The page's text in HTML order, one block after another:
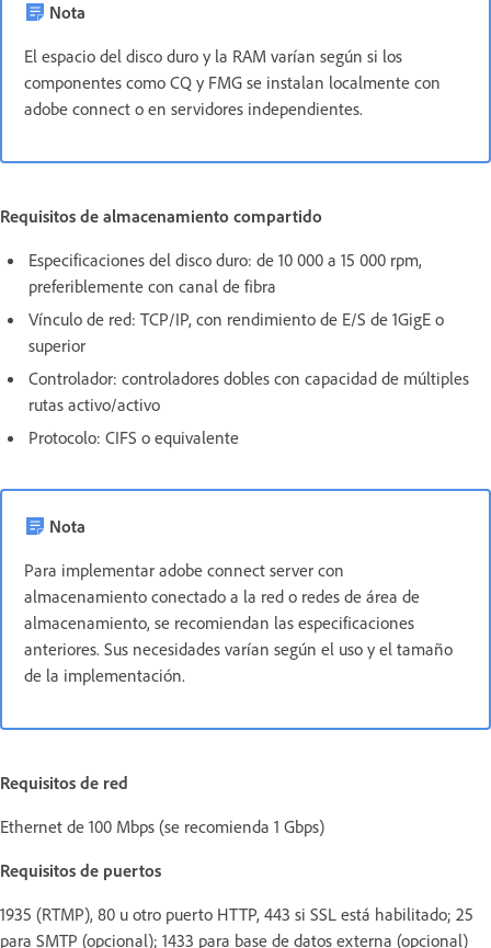
Nota
El espacio del disco duro y la RAM varían según si los
componentes como CQ y FMG se instalan localmente con
adobe connect o en servidores independientes.
Requisitos de almacenamiento compartido
Especificaciones del disco duro: de 10 000 a 15 000 rpm,
preferiblemente con canal de fibra
Vínculo de red: TCP/IP, con rendimiento de E/S de 1GigE o
superior
Controlador: controladores dobles con capacidad de múltiples
rutas activo/activo
Protocolo: CIFS o equivalente
Nota
Para implementar adobe connect server con
almacenamiento conectado a la red o redes de área de
almacenamiento, se recomiendan las especificaciones
anteriores. Sus necesidades varían según el uso y el tamaño
de la implementación.
Requisitos de red
Ethernet de 100 Mbps (se recomienda 1 Gbps)
Requisitos de puertos
1935 (RTMP), 80 u otro puerto HTTP, 443 si SSL está habilitado; 25
para SMTP (opcional); 1433 para base de datos externa (opcional)